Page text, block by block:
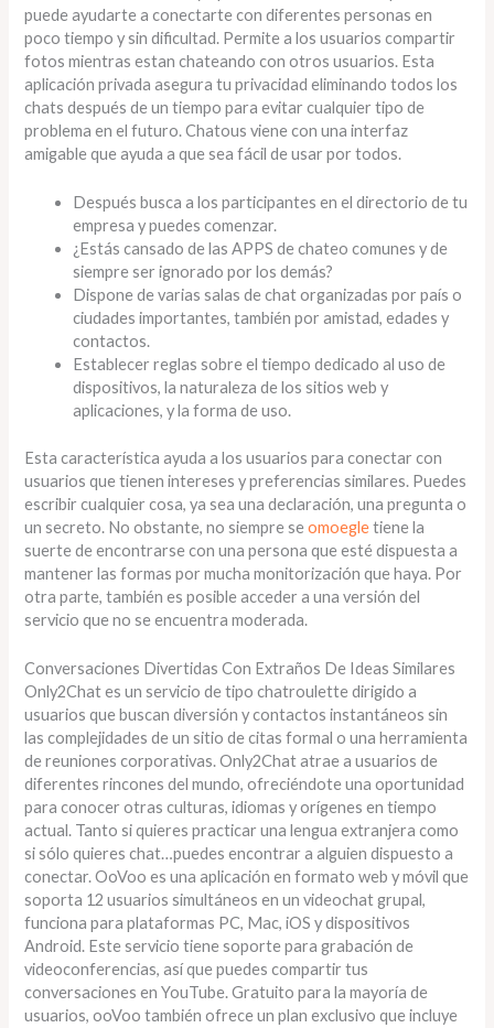
puede ayudarte a conectarte con diferentes personas en
poco tiempo y sin dificultad. Permite a los usuarios compartir
fotos mientras estan chateando con otros usuarios. Esta
aplicación privada asegura tu privacidad eliminando todos los
chats después de un tiempo para evitar cualquier tipo de
problema en el futuro. Chatous viene con una interfaz
amigable que ayuda a que sea fácil de usar por todos.
Después busca a los participantes en el directorio de tu
empresa y puedes comenzar.
¿Estás cansado de las APPS de chateo comunes y de
siempre ser ignorado por los demás?
Dispone de varias salas de chat organizadas por país o
ciudades importantes, también por amistad, edades y
contactos.
Establecer reglas sobre el tiempo dedicado al uso de
dispositivos, la naturaleza de los sitios web y
aplicaciones, y la forma de uso.
Esta característica ayuda a los usuarios para conectar con
usuarios que tienen intereses y preferencias similares. Puedes
escribir cualquier cosa, ya sea una declaración, una pregunta o
un secreto. No obstante, no siempre seomoegletiene la
suerte de encontrarse con una persona que esté dispuesta a
mantener las formas por mucha monitorización que haya. Por
otra parte, también es posible acceder a una versión del
servicio que no se encuentra moderada.
Conversaciones Divertidas Con Extraños De Ideas Similares
Only2Chat es un servicio de tipo chatroulette dirigido a
usuarios que buscan diversión y contactos instantáneos sin
las complejidades de un sitio de citas formal o una herramienta
de reuniones corporativas. Only2Chat atrae a usuarios de
diferentes rincones del mundo, ofreciéndote una oportunidad
para conocer otras culturas, idiomas y orígenes en tiempo
actual. Tanto si quieres practicar una lengua extranjera como
si sólo quieres chat…puedes encontrar a alguien dispuesto a
conectar. OoVoo es una aplicación en formato web y móvil que
soporta 12 usuarios simultáneos en un videochat grupal,
funciona para plataformas PC, Mac, iOS y dispositivos
Android. Este servicio tiene soporte para grabación de
videoconferencias, así que puedes compartir tus
conversaciones en YouTube. Gratuito para la mayoría de
usuarios, ooVoo también ofrece un plan exclusivo que incluye